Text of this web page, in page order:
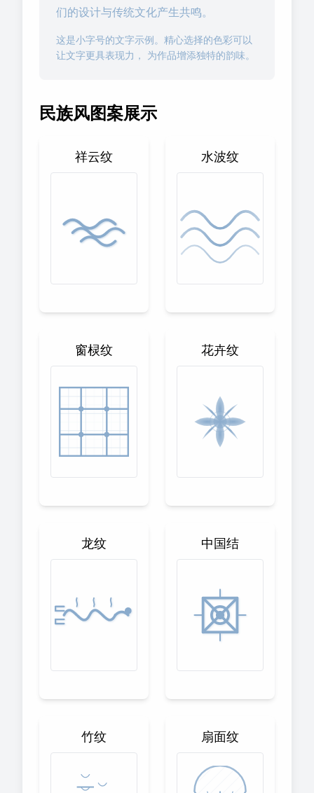
们的设计与传统文化产生共鸣。
这是小字号的文字示例。精心选择的色彩可以
让文字更具表现力， 为作品增添独特的韵味。
民族风图案展示
祥云纹 水波纹
窗棂纹 花卉纹
龙纹 中国结
竹纹 扇面纹